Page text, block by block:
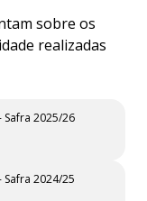
sobre os
realizadas
Safra 2025/26
2024/25